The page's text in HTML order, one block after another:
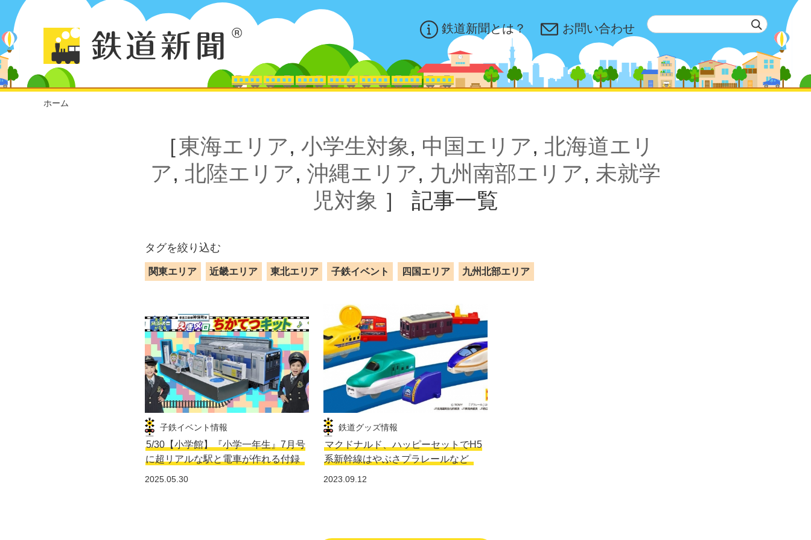
鉄道新聞とは？ お問い合わせ
ホーム
［東海エリア, 小学生対象, 中国エリア, 北海道エリ
ア, 北陸エリア, 沖縄エリア, 九州南部エリア, 未就学
児対象 ］ 記事一覧
タグを絞り込む
関東エリア 近畿エリア 東北エリア 子鉄イベント 四国エリア 九州北部エリア
子鉄イベント情報
5/30【小学館】『小学一年生』7月号
に超リアルな駅と電車が作れる付録
2025.05.30
鉄道グッズ情報
マクドナルド、ハッピーセットでH5
系新幹線はやぶさプラレールなど
2023.09.12